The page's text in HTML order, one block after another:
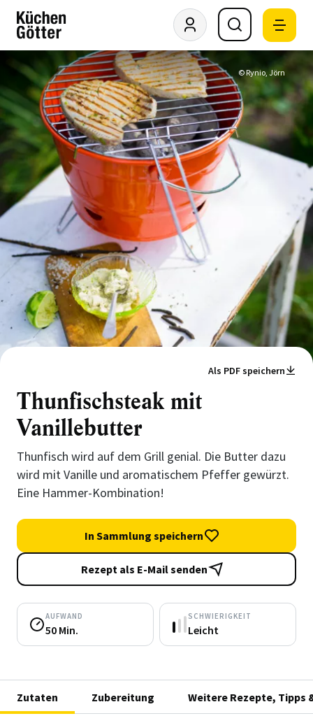
© Rynio, Jörn
Als PDF speichern
Thunfischsteak mit
Vanillebutter
Thunfisch wird auf dem Grill genial. Die Butter dazu
wird mit Vanille und aromatischem Pfeffer gewürzt.
Eine Hammer-Kombination!
In Sammlung speichern
Rezept als E-Mail senden
AUFWAND
50 Min.
SCHWIERIGKEIT
Leicht
Zutaten Zubereitung Weitere Rezepte, Tipps